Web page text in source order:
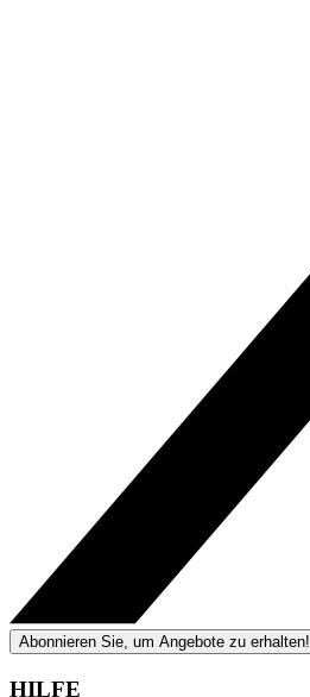
Abonnieren Sie, um Angebote zu erhalten!
HILFE